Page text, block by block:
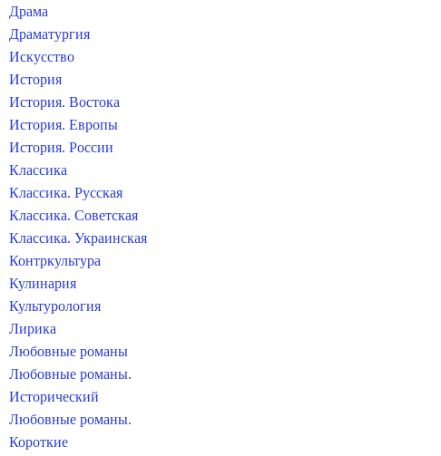
Драма
Драматургия
Искусство
История
История. Востока
История. Европы
История. России
Классика
Классика. Русская
Классика. Советская
Классика. Украинская
Контркультура
Кулинария
Культурология
Лирика
Любовные романы
Любовные романы.
Исторический
Любовные романы.
Короткие